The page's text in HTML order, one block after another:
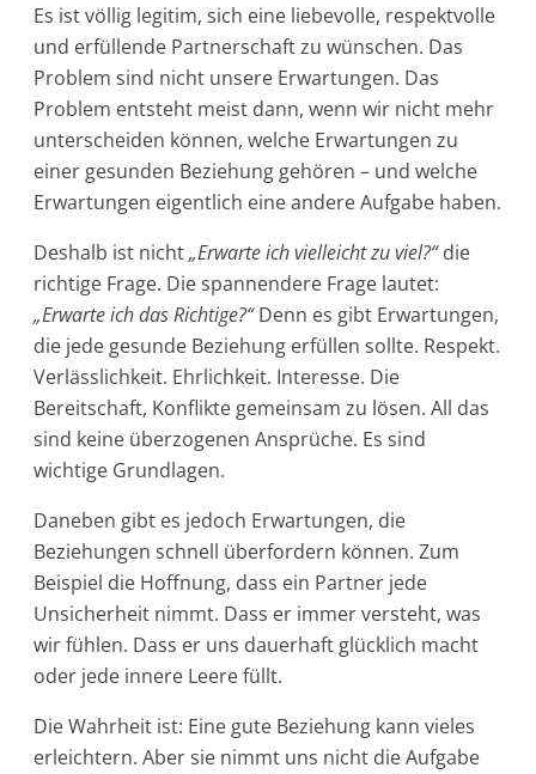
Es ist völlig legitim, sich eine liebevolle, respektvolle
und erfüllende Partnerschaft zu wünschen. Das
Problem sind nicht unsere Erwartungen. Das
Problem entsteht meist dann, wenn wir nicht mehr
unterscheiden können, welche Erwartungen zu
einer gesunden Beziehung gehören – und welche
Erwartungen eigentlich eine andere Aufgabe haben.
Deshalb ist nicht„Erwarte ich vielleicht zu viel?“die
richtige Frage. Die spannendere Frage lautet:
„Erwarte ich das Richtige?“Denn es gibt Erwartungen,
die jede gesunde Beziehung erfüllen sollte. Respekt.
Verlässlichkeit. Ehrlichkeit. Interesse. Die
Bereitschaft, Konflikte gemeinsam zu lösen. All das
sind keine überzogenen Ansprüche. Es sind
wichtige Grundlagen.
Daneben gibt es jedoch Erwartungen, die
Beziehungen schnell überfordern können. Zum
Beispiel die Hoffnung, dass ein Partner jede
Unsicherheit nimmt. Dass er immer versteht, was
wir fühlen. Dass er uns dauerhaft glücklich macht
oder jede innere Leere füllt.
Die Wahrheit ist: Eine gute Beziehung kann vieles
erleichtern. Aber sie nimmt uns nicht die Aufgabe